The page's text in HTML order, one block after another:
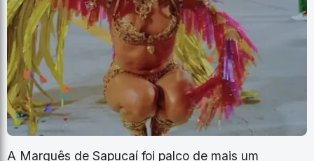
A Marquês de Sapucaí foi palco de mais um